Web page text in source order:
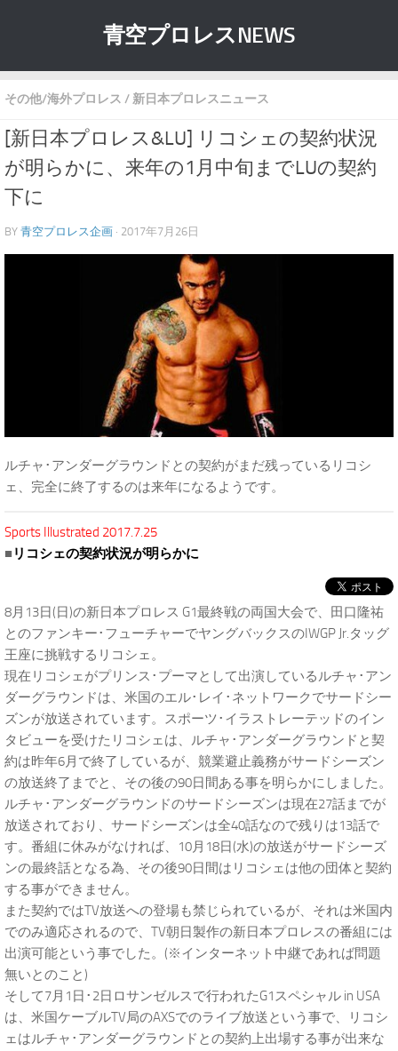
青空プロレスNEWS
その他/海外プロレス / 新日本プロレスニュース
[新日本プロレス&LU] リコシェの契約状況
が明らかに、来年の1月中旬までLUの契約
下に
BY 青空プロレス企画 · 2017年7月26日
ルチャ･アンダーグラウンドとの契約がまだ残っているリコシ
ェ、完全に終了するのは来年になるようです。
Sports Illustrated 2017.7.25
■リコシェの契約状況が明らかに
8月13日(日)の新日本プロレス G1最終戦の両国大会で、田口隆祐
とのファンキー･フューチャーでヤングバックスのIWGP Jr.タッグ
王座に挑戦するリコシェ。
現在リコシェがプリンス･プーマとして出演しているルチャ･アン
ダーグラウンドは、米国のエル･レイ･ネットワークでサードシー
ズンが放送されています。スポーツ･イラストレーテッドのイン
タビューを受けたリコシェは、ルチャ･アンダーグラウンドと契
約は昨年6月で終了しているが、競業避止義務がサードシーズン
の放送終了までと、その後の90日間ある事を明らかにしました。
ルチャ･アンダーグラウンドのサードシーズンは現在27話までが
放送されており、サードシーズンは全40話なので残りは13話で
す。番組に休みがなければ、10月18日(水)の放送がサードシーズ
ンの最終話となる為、その後90日間はリコシェは他の団体と契約
する事ができません。
また契約ではTV放送への登場も禁じられているが、それは米国内
でのみ適応されるので、TV朝日製作の新日本プロレスの番組には
出演可能という事でした。(※インターネット中継であれば問題
無いとのこと)
そして7月1日･2日ロサンゼルスで行われたG1スペシャル in USA
は、米国ケーブルTV局のAXSでのライブ放送という事で、リコシ
ェはルチャ･アンダーグラウンドとの契約上出場する事が出来な